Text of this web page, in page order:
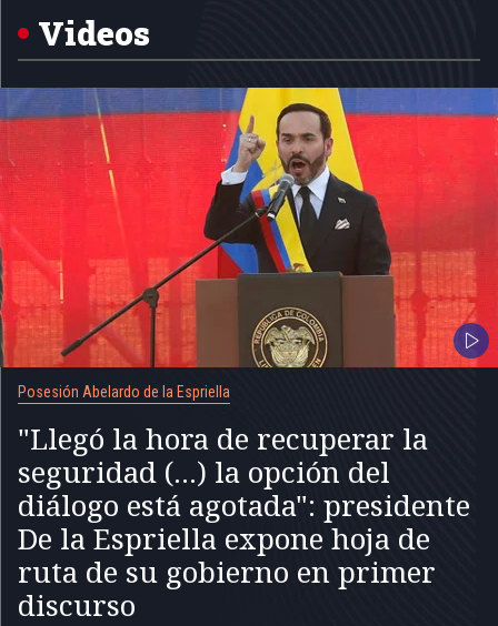
Videos
Posesión Abelardo de la Espriella
"Llegó la hora de recuperar la
seguridad (...) la opción del
diálogo está agotada": presidente
De la Espriella expone hoja de
ruta de su gobierno en primer
discurso